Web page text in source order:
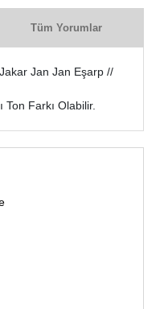
Tüm Yorumlar
Jan Jan Eşarp //
Farkı Olabilir.